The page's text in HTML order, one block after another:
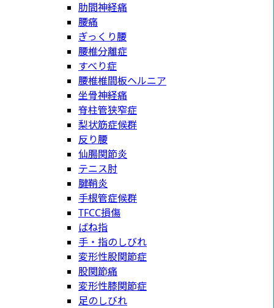
肋間神経痛
腰痛
ぎっくり腰
腰椎分離症
すべり症
腰椎椎間板ヘルニア
坐骨神経痛
脊柱管狭窄症
梨状筋症候群
反り腰
仙腸関節炎
テニス肘
腱鞘炎
手根管症候群
TFCC損傷
ばね指
手・指のしびれ
変形性股関節症
股関節痛
変形性膝関節症
足のしびれ